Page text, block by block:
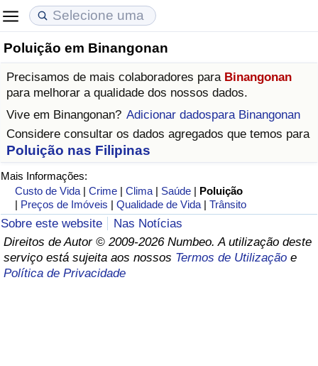
Poluição em Binangonan
Precisamos de mais colaboradores para Binangonan
para melhorar a qualidade dos nossos dados.
Vive em Binangonan? Adicionar dadospara Binangonan
Considere consultar os dados agregados que temos para
Poluição nas Filipinas
Mais Informações:
Custo de Vida |Crime |Clima | Saúde | Poluição
| Preços de Imóveis |Qualidade de Vida |Trânsito
Sobre este website
Nas Notícias
Direitos de Autor © 2009-2026 Numbeo. A utilização deste
serviço está sujeita aos nossos Termos de Utilização e
Política de Privacidade
Custo de Vida
Indicador de Custo de Vida (Atual)
Indicador de Custo de Vida
Indicador de Custo de Vida Por País
em Aqaba
Preços de Imóveis
Indicador de Preços de Imóveis (Atual)
Indicador de Preços de Imóveis
Indicador de Preços de Imóveis por País
Qualidade de Vida
Indicador de Qualidade de Vida
Indicador de Qualidade de Vida (Atual)
Índice de qualidade de vida por país
Crime
Taxa do Indicador de Crime (Atual)
Indicador de Crime